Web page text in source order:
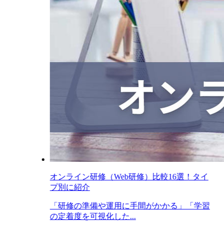
オンライン研修（Web研修）比較16選！タイ
プ別に紹介
「研修の準備や運用に手間がかかる」「学習
の定着度を可視化した...